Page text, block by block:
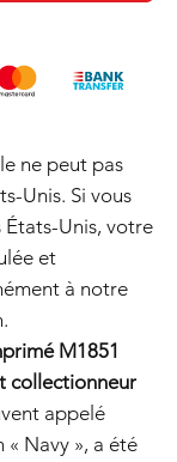
ne peut pas
Unis. Si vous
États-Unis, votre
et
à notre
M1851
collectionneur
appelé
« Navy », a été